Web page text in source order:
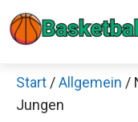
Zum
Inhalt
Start /Allgemein /
Jungen